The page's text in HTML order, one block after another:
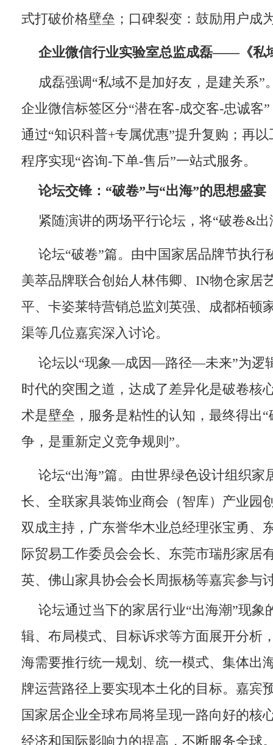
式打破价格壁垒；口碑裂变：鼓励用户成
企业微信行业实验室总监成磊——《私
成磊强调“私域不是加好友，是建关系”
企业微信标签区分“潜在客-成交客-忠诚客
通过“知识科普+专属优惠”提升复购；再
程序实现“咨询-下单-售后”一站式服务。
论坛交锋：“破卷”与“出海”的思想盛宴
紧随演讲的两场平行论坛，将“破卷&
论坛“破卷”篇。由中国家居品牌节执行
美萃品牌联合创始人林伟卿、IN物仓家居
平、卡姿莱特营销总监刘英强、成都栢顿
渠等几位嘉宾深入讨论。
论坛以“现象—成因—路径—未来”为逻
时代的突围之道，达成了差异化是破卷核
术是壁垒，服务是粘性的认知，最终得出
争，是重新定义竞争规则”。
论坛“出海”篇。由世界绿色设计组织家
长、全联家具装饰业商会（智库）产业园
双成主持，广东誉华木业总经理张宝勇、
际贸易工作委员会会长、东莞市瑞彤家居
英、佛山家具协会会长周振杨等嘉宾参与
论坛通过当下的家居行业“出海潮”现象
辑、布局模式、目标诉求等方面展开分析
海需要推行统一规划、统一模式、集体出
牌运营路径上要实现本土化的目标。嘉宾
国家居企业全球布局将呈现一路向好的核
经济和国际影响力的提高，不断服务全球